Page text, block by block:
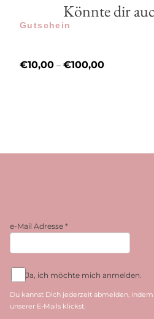
Könnte dir
Gutschein
€10,00 – €100,00
e-Mail Adresse *
Ja, ich möchte mich anmelden.
Du kannst Dich jederzeit abmelden,
unserer E-Mails klickst.